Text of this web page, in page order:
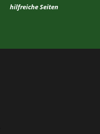
hilfreiche Seiten